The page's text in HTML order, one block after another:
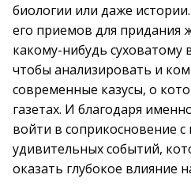
биологии или даже
его приемов для придания
какому-нибудь суховатому
чтобы анализировать и
современные казусы, о
газетах. И благодаря
войти в соприкосновение
удивительных событий,
оказать глубокое влияние